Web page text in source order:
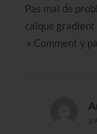
Pas mal de
calque gradient
» Comment y